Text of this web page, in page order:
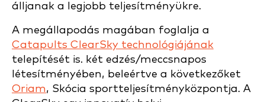
álljanak a legjobb teljesítményükre.
A megállapodás magában foglalja a
Catapults ClearSky technológiájának
telepítését is. két edzés/meccsnapos
létesítményében, beleértve a következőket
Oriam, Skócia sportteljesítményközpontja. A